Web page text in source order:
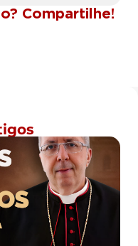
Compartilhe!